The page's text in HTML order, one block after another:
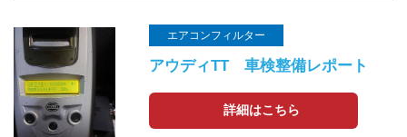
エアコンフィルター
アウディTT 車検整備レポート
詳細はこちら